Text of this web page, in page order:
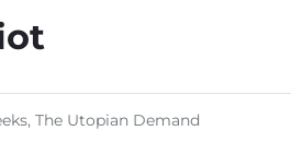
The Utopian Demand